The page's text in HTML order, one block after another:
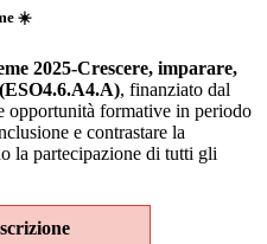
☀️
2025-Crescere, imparare,
, finanziato dal
opportunità formative in periodo
e contrastare la
la partecipazione di tutti gli